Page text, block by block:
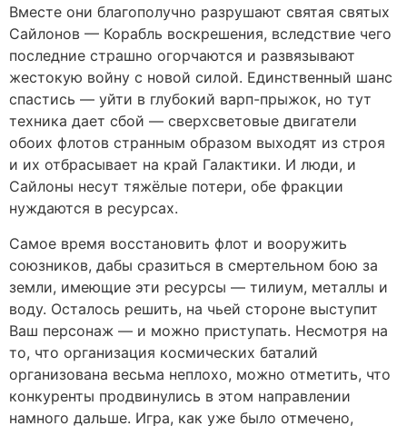
Вместе они благополучно разрушают святая святых
Сайлонов — Корабль воскрешения, вследствие чего
последние страшно огорчаются и развязывают
жестокую войну с новой силой. Единственный шанс
спастись — уйти в глубокий варп-прыжок, но тут
техника дает сбой — сверхсветовые двигатели
обоих флотов странным образом выходят из строя
и их отбрасывает на край Галактики. И люди, и
Сайлоны несут тяжёлые потери, обе фракции
нуждаются в ресурсах.
Самое время восстановить флот и вооружить
союзников, дабы сразиться в смертельном бою за
земли, имеющие эти ресурсы — тилиум, металлы и
воду. Осталось решить, на чьей стороне выступит
Ваш персонаж — и можно приступать. Несмотря на
то, что организация космических баталий
организована весьма неплохо, можно отметить, что
конкуренты продвинулись в этом направлении
намного дальше. Игра, как уже было отмечено,